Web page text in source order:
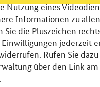
für Wirtschaft und
Inhaltsverzeichnis
Nutzung eines
Informationen zu
Sie die Pluszeichen
jederzeit
Rufen Sie
über den Link